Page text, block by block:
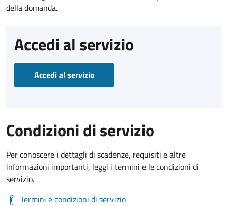
della domanda.
Accedi al servizio
Accedi al servizio
Condizioni di servizio
Per conoscere i dettagli di scadenze, requisiti e altre
informazioni importanti, leggi i termini e le condizioni di
servizio.
Termini e condizioni di servizio